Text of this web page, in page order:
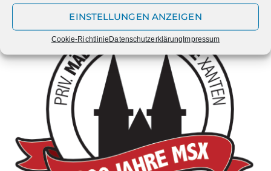
EINSTELLUNGEN ANZEIGEN
Cookie-RichtlinieDatenschutzerklärungImpressum